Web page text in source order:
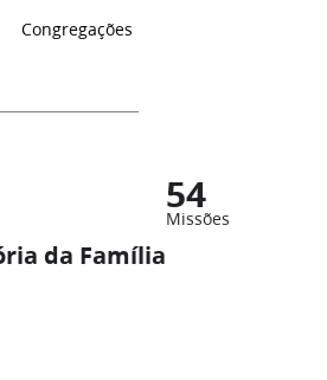
Congregações
54
Missões
da Família